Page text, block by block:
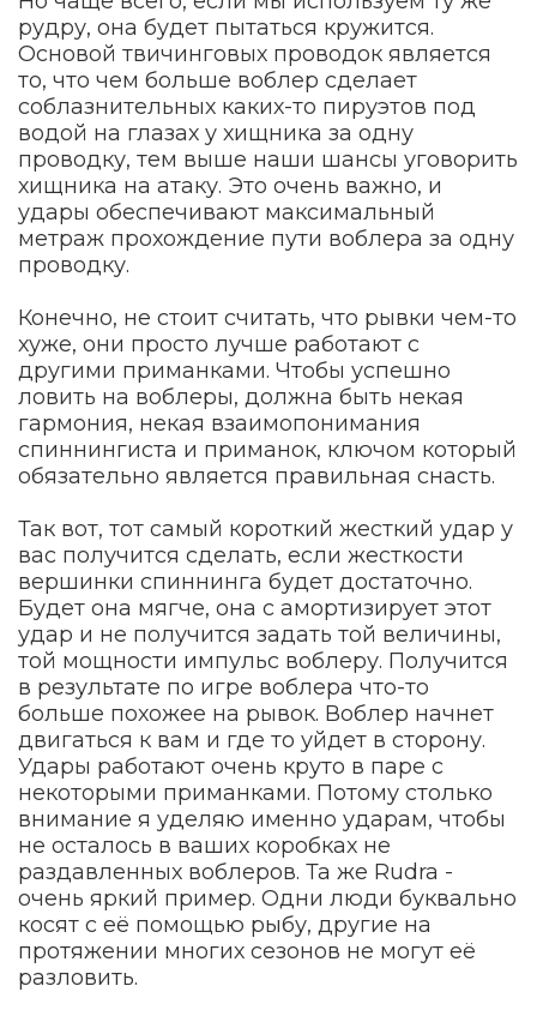
рудру, она будет пытаться кружится.
Основой твичинговых проводок является
то, что чем больше воблер сделает
соблазнительных каких-то пируэтов под
водой на глазах у хищника за одну
проводку, тем выше наши шансы уговорить
хищника на атаку. Это очень важно, и
удары обеспечивают максимальный
метраж прохождение пути воблера за одну
проводку.
Конечно, не стоит считать, что рывки чем-то
хуже, они просто лучше работают с
другими приманками. Чтобы успешно
ловить на воблеры, должна быть некая
гармония, некая взаимопонимания
спиннингиста и приманок, ключом который
обязательно является правильная снасть.
Так вот, тот самый короткий жесткий удар у
вас получится сделать, если жесткости
вершинки спиннинга будет достаточно.
Будет она мягче, она с амортизирует этот
удар и не получится задать той величины,
той мощности импульс воблеру. Получится
в результате по игре воблера что-то
больше похожее на рывок. Воблер начнет
двигаться к вам и где то уйдет в сторону.
Удары работают очень круто в паре с
некоторыми приманками. Потому столько
внимание я уделяю именно ударам, чтобы
не осталось в ваших коробках не
раздавленных воблеров. Та же Rudra -
очень яркий пример. Одни люди буквально
косят с её помощью рыбу, другие на
протяжении многих сезонов не могут её
разловить.